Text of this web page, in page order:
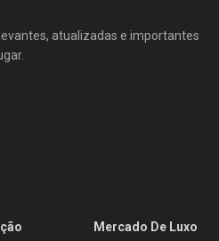
atualizadas e importantes
Mercado De Luxo